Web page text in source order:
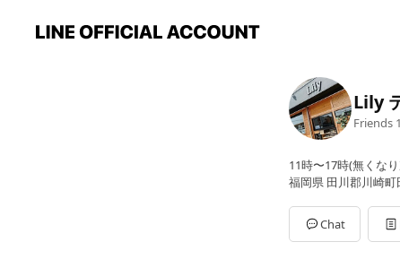
Lily
Friends
11時〜17時(無くな
福岡県 田川郡川崎町
Chat